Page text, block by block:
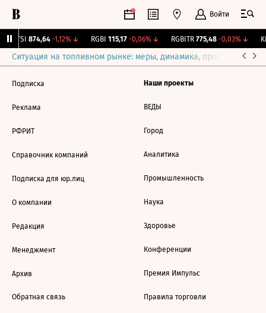
Войти
RTSI 874,64 -1,12%↓ RGBI 115,17 -0,06%↓ RGBITR 775,48 -0,03%↓
Ситуация на топливном рынке: меры, динамика, прогнозы
Подписка
Реклама
РФРИТ
Справочник компаний
Подписка для юр.лиц
О компании
Редакция
Менеджмент
Архив
Обратная связь
Наши проекты
ВЕДЫ
Город
Аналитика
Промышленность
Наука
Здоровье
Конференции
Премия Импульс
Правила торговли